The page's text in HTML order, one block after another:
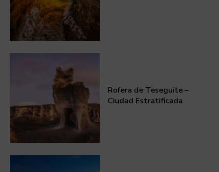
Rofera de Teseguite –
Ciudad Estratificada